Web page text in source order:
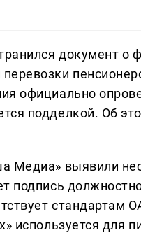
документ
официально
подделкой. Об
Медиа» выявили
подпись
стандартам
используется для